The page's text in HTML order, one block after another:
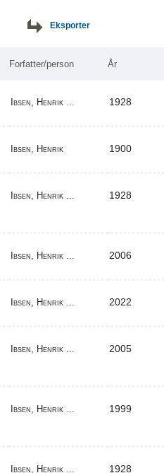
Eksporter
Forfatter/person År
Ibsen, Henrik ... 1928
Ibsen, Henrik 1900
Ibsen, Henrik ... 1928
Ibsen, Henrik ... 2006
Ibsen, Henrik ... 2022
Ibsen, Henrik ... 2005
Ibsen, Henrik ... 1999
Ibsen, Henrik ... 1928